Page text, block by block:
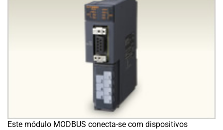
Este módulo MODBUS conecta-se com dispositivos